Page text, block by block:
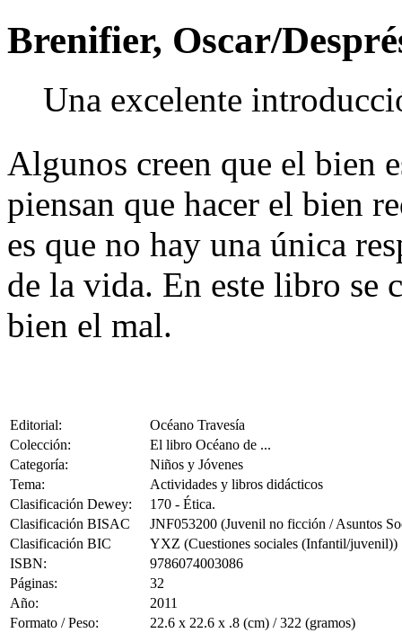
Brenifier, Oscar/
Una excelente
Algunos creen que el bien
piensan que hacer el bien
es que no hay una única
de la vida. En este libro se
bien el mal.
Editorial:
Océano Travesía
Colección:
El libro Océano de ...
Categoría:
Niños y Jóvenes
Tema:
Actividades y libros didácticos
Clasificación Dewey:
170 - Ética.
Clasificación BISAC
JNF053200 (Juvenil no ficción / Asuntos
Clasificación BIC
YXZ (Cuestiones sociales (Infantil/juvenil))
ISBN:
9786074003086
Páginas:
32
Año:
2011
Formato / Peso:
22.6 x 22.6 x .8 (cm) / 322 (gramos)